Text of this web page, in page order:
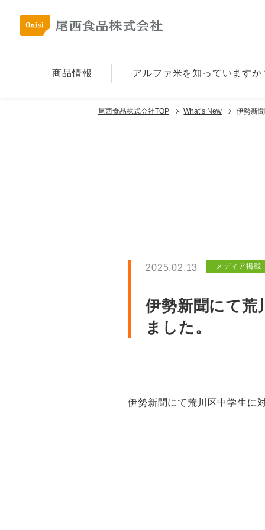
商品情報 アルファ⽶を知っていますか
尾西食品株式会社TOP What’s New 伊勢新
2025.02.13 メディア掲載
伊勢新聞にて荒
ました。
伊勢新聞にて荒川区中学生に